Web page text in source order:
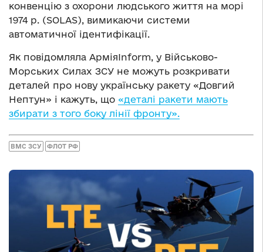
конвенцію з охорони людського життя на морі
1974 р. (SOLAS), вимикаючи системи
автоматичної ідентифікації.
Як повідомляла АрміяInform, у Військово-
Морських Силах ЗСУ не можуть розкривати
деталей про нову українську ракету «Довгий
Нептун» і кажуть, що «деталі ракети мають
збирати з того боку лінії фронту».
ВМС ЗСУ ФЛОТ РФ